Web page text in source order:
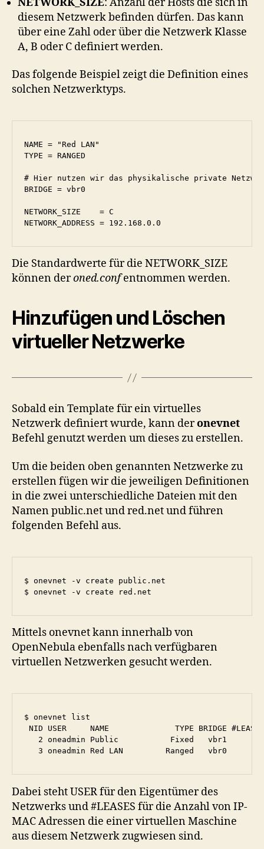
diesem Netzwerk befinden dürfen. Das kann
über eine Zahl oder über die Netzwerk Klasse
A, B oder C definiert werden.
Das folgende Beispiel zeigt die Definition eines
solchen Netzwerktyps.
NAME = "Red LAN"
TYPE = RANGED
# Hier nutzen wir das physikalische private
BRIDGE = vbr0
NETWORK_SIZE    = C
Die Standardwerte für die NETWORK_SIZE
können deroned.confentnommen werden.
Hinzufügen und Löschen
virtueller Netzwerke
Sobald ein Template für ein virtuelles
Netzwerk definiert wurde, kann deronevnet
Befehl genutzt werden um dieses zu erstellen.
Um die beiden oben genannten Netzwerke zu
erstellen fügen wir die jeweiligen Definitionen
in die zwei unterschiedliche Dateien mit den
Namen public.net und red.net und führen
folgenden Befehl aus.
$ onevnet -v create public.net
Mittels onevnet kann innerhalb von
OpenNebula ebenfalls nach verfügbaren
virtuellen Netzwerken gesucht werden.
$ onevnet list
NID USER     NAME              TYPE BRIDGE #LEASES
   2 oneadmin Public           Fixed   vbr1       0
Dabei steht USER für den Eigentümer des
Netzwerks und #LEASES für die Anzahl von IP-
MAC Adressen die einer virtuellen Maschine
aus diesem Netzwerk zugwiesen sind.